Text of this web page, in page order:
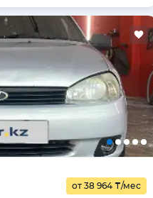
от 38 964 ₸/мес